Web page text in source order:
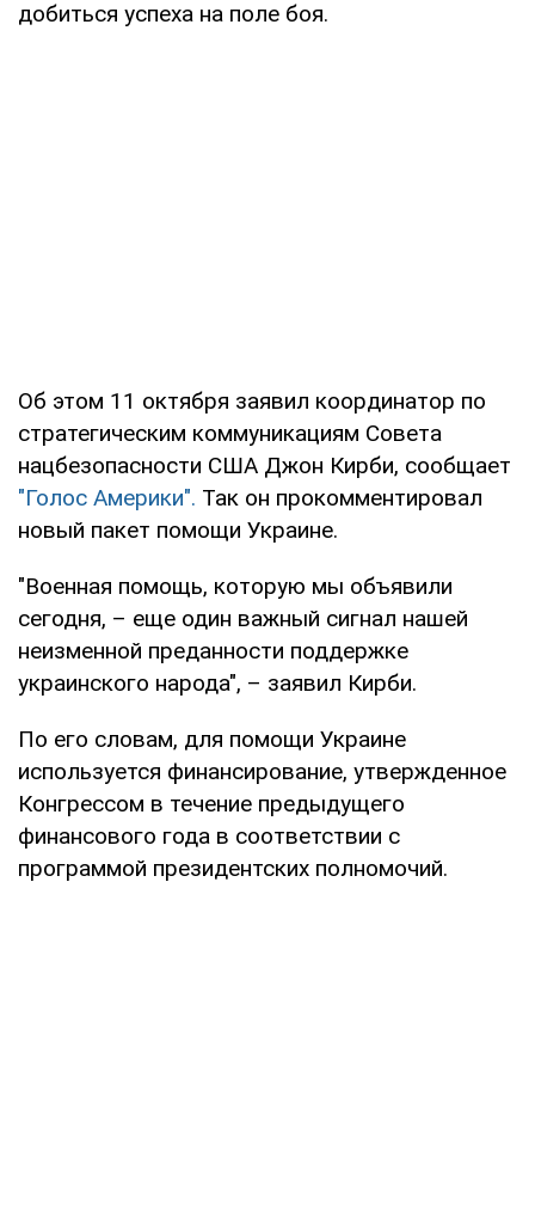
добиться успеха на поле боя.
Об этом 11 октября заявил координатор по
стратегическим коммуникациям Совета
нацбезопасности США Джон Кирби, сообщает
"Голос Америки". Так он прокомментировал
новый пакет помощи Украине.
"Военная помощь, которую мы объявили
сегодня, – еще один важный сигнал нашей
неизменной преданности поддержке
украинского народа", – заявил Кирби.
По его словам, для помощи Украине
используется финансирование, утвержденное
Конгрессом в течение предыдущего
финансового года в соответствии с
программой президентских полномочий.